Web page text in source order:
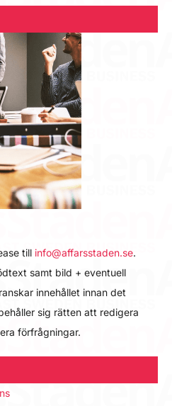
till info@affarsstaden.se.
samt bild + eventuell
innehållet innan det
sig rätten att redigera
förfrågningar.